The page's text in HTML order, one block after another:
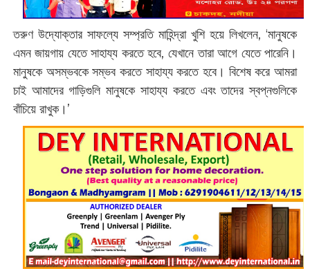
তরুণ উদ্যোক্তার সাফল্যে সম্প্রতি মাহিন্দ্রা খুশি হয়ে লিখলেন, ‘মানুষকে
এমন জায়গায় যেতে সাহায্য করতে হবে, যেখানে তারা আগে যেতে পারেনি।
মানুষকে অসম্ভবকে সম্ভব করতে সাহায্য করতে হবে। বিশেষ করে আমরা
চাই আমাদের গাড়িগুলি মানুষকে সাহায্য করতে এবং তাদের স্বপ্নগুলিকে
বাঁচিয়ে রাখুক।’